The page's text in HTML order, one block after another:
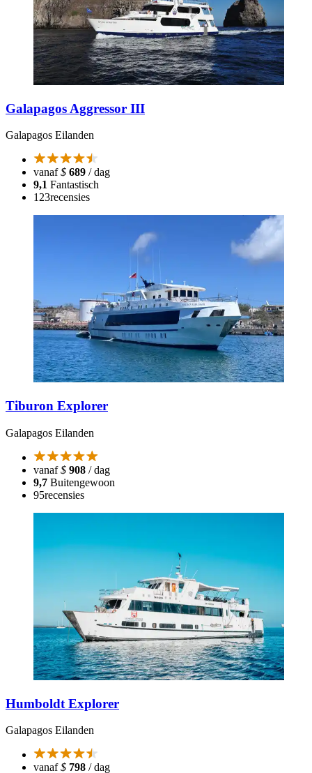
Galapagos Aggressor III
Galapagos Eilanden
vanaf$ 689 / dag
9,1 Fantastisch
123recensies
Tiburon Explorer
Galapagos Eilanden
vanaf$ 908 / dag
9,7 Buitengewoon
95recensies
Humboldt Explorer
Galapagos Eilanden
vanaf$ 798 / dag